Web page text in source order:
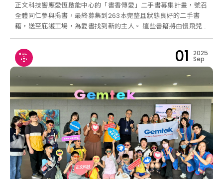
正文科技響應愛恆啟能中心的「書香傳愛」二手書募集計畫，號召
全體同仁參與捐書，最終募集到263本完整且狀態良好的二手書
籍，送至庇護工場，為愛書找到新的主人。 這些書籍將由慢飛兒
們(18歲以上的成年身心障礙者)用心整理與上架，透過二手書平台
或店面販售，幫助他們穩定就業、自立生活。 這次活動，我們不
僅延續了書籍的生命，也實踐了環境永續與資源循環的理念；同
時，更用行動支持了庇護就業，為社會創造更多機會。
01 2025
Sep